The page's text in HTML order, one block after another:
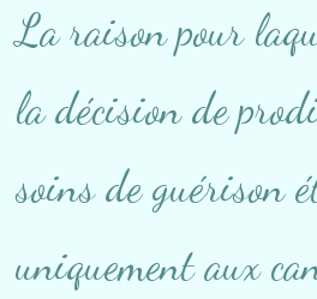
La raison pour
la décision de
soins de guérison
uniquement aux